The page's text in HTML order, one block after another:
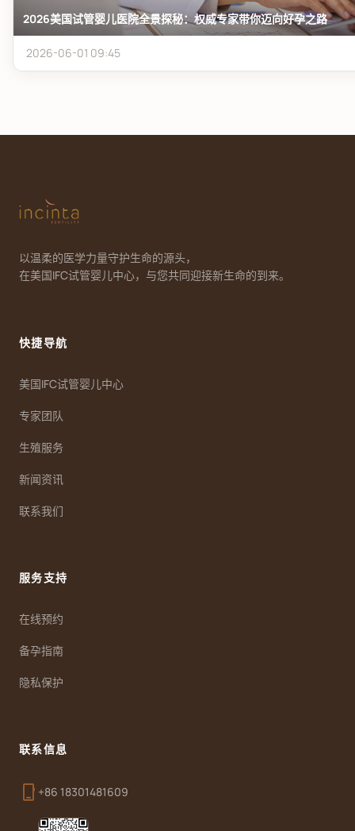
2026美国试管婴儿医院全景探秘：权威专家带你迈向好孕之路
2026-06-01 09:45
以温柔的医学力量守护生命的源头，
在美国IFC试管婴儿中心，与您共同迎接新生命的到来。
快捷导航
美国IFC试管婴儿中心
专家团队
生殖服务
新闻资讯
联系我们
服务支持
在线预约
备孕指南
隐私保护
联系信息
phone_iphone +86 18301481609